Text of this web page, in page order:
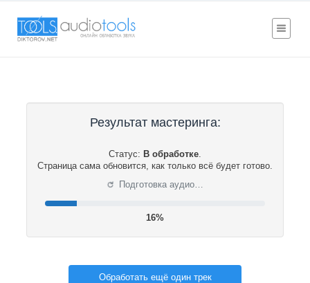
Результат мастеринга:
Статус: В обработке.
Страница сама обновится, как только всё будет готово.
⟳ Подготовка аудио…
16%
Обработать ещё один трек